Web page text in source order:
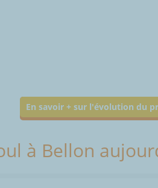
En savoir + sur l'évolution du
à Bellon